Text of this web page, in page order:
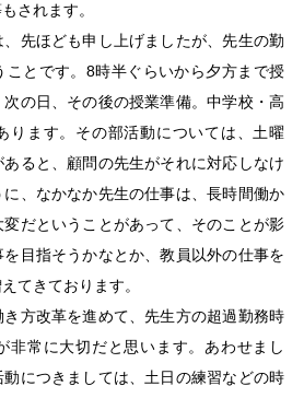
されます。
先ほども申し上げましたが、先生の勤
ことです。8時半ぐらいから夕方まで授
の日、その後の授業準備。中学校・高
ります。その部活動については、土曜
ると、顧問の先生がそれに対応しなけ
、なかなか先生の仕事は、長時間働か
だということがあって、そのことが影
目指そうかなとか、教員以外の仕事を
てきております。
方改革を進めて、先生方の超過勤務時
非常に大切だと思います。あわせまし
につきましては、土日の練習などの時